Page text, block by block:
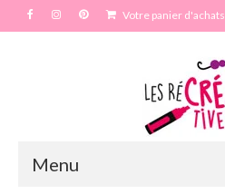
Votre panier d'achats
Menu